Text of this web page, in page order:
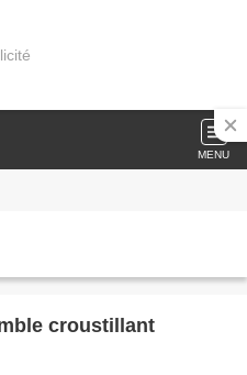
MENU
croustillant